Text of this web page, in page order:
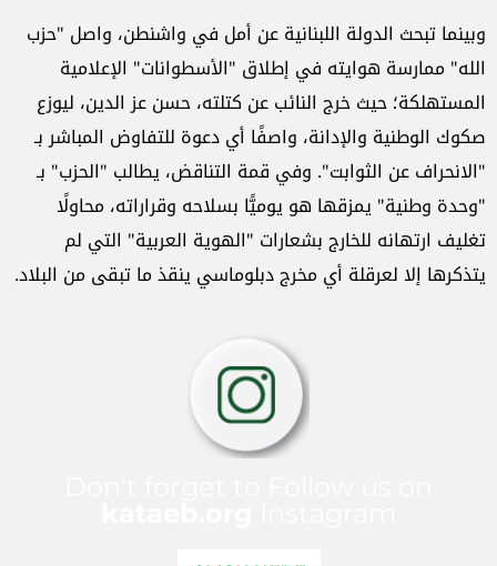
وبينما تبحث الدولة اللبنانية عن أمل في واشنطن، واصل "حزب
الله" ممارسة هوايته في إطلاق "الأسطوانات" الإعلامية
المستهلكة؛ حيث خرج النائب عن كتلته، حسن عز الدين، ليوزع
صكوك الوطنية والإدانة، واصفًا أي دعوة للتفاوض المباشر بـ
"الانحراف عن الثوابت". وفي قمة التناقض، يطالب "الحزب" بـ
"وحدة وطنية" يمزقها هو يوميًّا بسلاحه وقراراته، محاولًا
تغليف ارتهانه للخارج بشعارات "الهوية العربية" التي لم
يتذكرها إلا لعرقلة أي مخرج دبلوماسي ينقذ ما تبقى من البلاد.